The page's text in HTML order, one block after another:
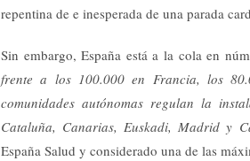
repentina de e inesperada de una parada
Sin embargo, España está a la cola en
frente a los 100.000 en Francia, los
comunidades autónomas regulan la
Cataluña, Canarias, Euskadi, Madrid y
España Salud y considerado una de las